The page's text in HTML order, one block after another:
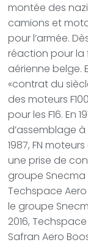
montée des
camions et
pour l’armée.
réaction pour la
aérienne belge.
«contrat du
des moteurs F100
pour les F16. En
d’assemblage à
1987, FN
une prise de
groupe Snecma
Techspace Aero
le groupe
2016,
Safran Aero